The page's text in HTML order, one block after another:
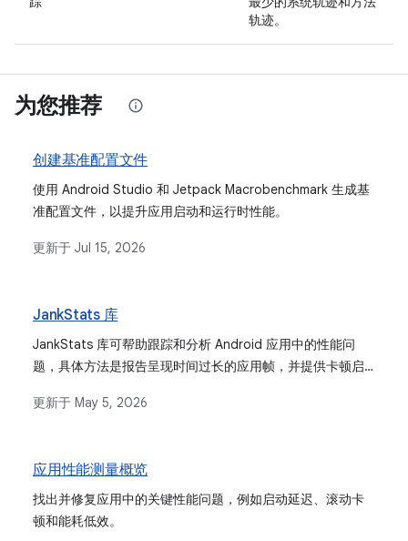
轨迹。
为您推荐
创建基准配置文件
使用 Android Studio 和 Jetpack Macrobenchmark 生成基
准配置文件，以提升应用启动和运行时性能。
更新于 Jul 15, 2026
JankStats 库
JankStats 库可帮助跟踪和分析 Android 应用中的性能问
题，具体方法是报告呈现时间过长的应用帧，并提供卡顿启
更新于 May 5, 2026
应用性能测量概览
找出并修复应用中的关键性能问题，例如启动延迟、滚动卡
顿和能耗低效。